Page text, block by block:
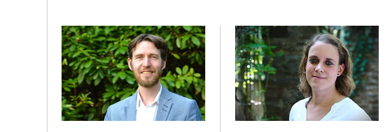
Trainings
Future Skills Convention
Forschung